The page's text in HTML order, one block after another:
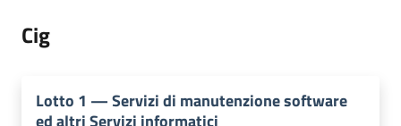
Cig
Lotto 1 —Servizi di manutenzione software